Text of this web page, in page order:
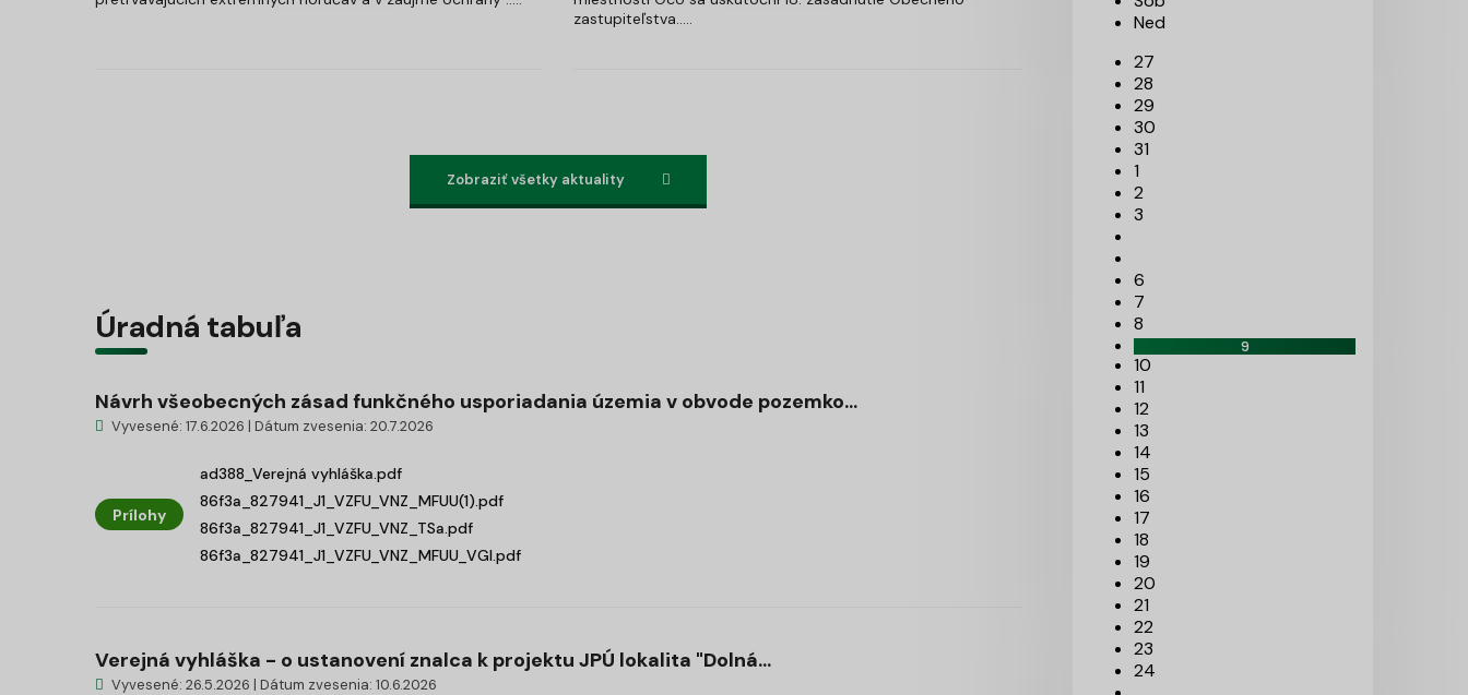
zastupiteľstva.....
Zobraziť všetky aktuality
Úradná tabuľa
Návrh všeobecných zásad funkčného usporiadania územia v obvode pozemko...
Vyvesené: 17.6.2026 | Dátum zvesenia: 20.7.2026
Prílohy
ad388_Verejná vyhláška.pdf
86f3a_827941_J1_VZFU_VNZ_MFUU(1).pdf
86f3a_827941_J1_VZFU_VNZ_TSa.pdf
86f3a_827941_J1_VZFU_VNZ_MFUU_VGI.pdf
Verejná vyhláška - o ustanovení znalca k projektu JPÚ lokalita "Dolná...
Vyvesené: 26.5.2026 | Dátum zvesenia: 10.6.2026
Ned
27
28
29
30
31
1
2
3
6
7
8
9
10
11
12
13
14
15
16
17
18
19
20
21
22
23
24